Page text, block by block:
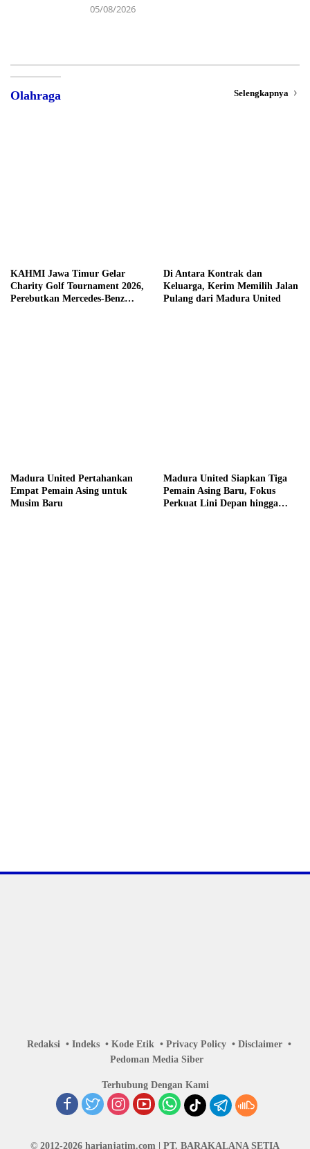
05/08/2026
Olahraga Selengkapnya
KAHMI Jawa Timur Gelar
Charity Golf Tournament 2026,
Perebutkan Mercedes-Benz
Di Antara Kontrak dan
Keluarga, Kerim Memilih Jalan
Pulang dari Madura United
Madura United Pertahankan
Empat Pemain Asing untuk
Musim Baru
Madura United Siapkan Tiga
Pemain Asing Baru, Fokus
Perkuat Lini Depan hingga
Redaksi Indeks Kode Etik Privacy Policy
Disclaimer
Pedoman Media Siber
Terhubung Dengan Kami
© 2012-2026 harianjatim.com | PT. BARAKALANA SETIA